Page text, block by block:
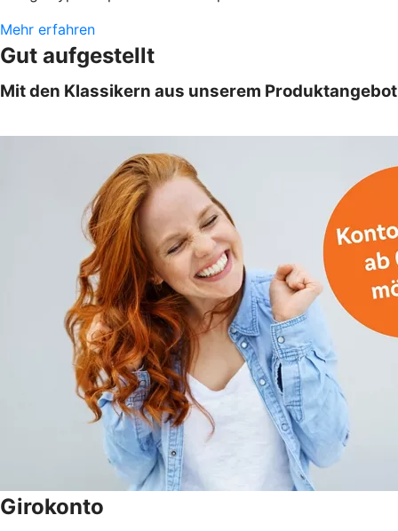
Mehr erfahren
Gut aufgestellt
Mit den Klassikern aus unserem Produktangebot
Girokonto